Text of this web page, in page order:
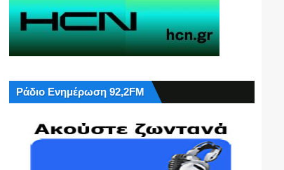
Ράδιο Ενημέρωση 92,2FM